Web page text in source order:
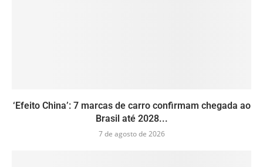
‘Efeito China’: 7 marcas de carro confirmam chegada ao
Brasil até 2028...
7 de agosto de 2026